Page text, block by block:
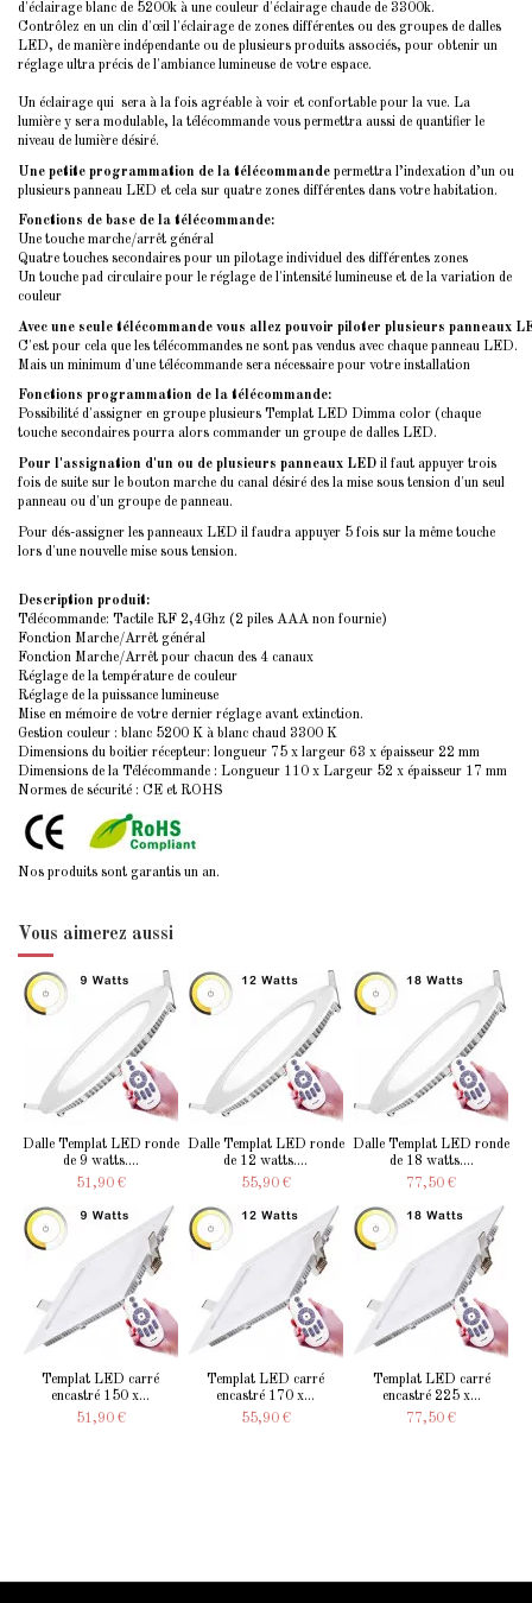
d'éclairage blanc de 5200k à une couleur d'éclairage chaude de 3300k.
Contrôlez en un clin d'œil l'éclairage de zones différentes ou des groupes de dalles
LED, de manière indépendante ou de plusieurs produits associés, pour obtenir un
réglage ultra précis de l'ambiance lumineuse de votre espace.
Un éclairage qui sera à la fois agréable à voir et confortable pour la vue. La
lumière y sera modulable, la télécommande vous permettra aussi de quantifier le
niveau de lumière désiré.
Une petite programmation de la télécommande permettra l’indexation d’un ou
plusieurs panneau LED et cela sur quatre zones différentes dans votre habitation.
Fonctions de base de la télécommande:
Une touche marche/arrêt général
Quatre touches secondaires pour un pilotage individuel des différentes zones
Un touche pad circulaire pour le réglage de l'intensité lumineuse et de la variation de
couleur
Avec une seule télécommande vous allez pouvoir piloter plusieurs panneaux
C'est pour cela que les télécommandes ne sont pas vendus avec chaque panneau LED.
Mais un minimum d'une télécommande sera nécessaire pour votre installation
Fonctions programmation de la télécommande:
Possibilité d'assigner en groupe plusieurs Templat LED Dimma color (chaque
touche secondaires pourra alors commander un groupe de dalles LED.
Pour l'assignation d'un ou de plusieurs panneaux LED il faut appuyer trois
fois de suite sur le bouton marche du canal désiré des la mise sous tension d'un seul
panneau ou d'un groupe de panneau.
Pour dés-assigner les panneaux LED il faudra appuyer 5 fois sur la même touche
lors d'une nouvelle mise sous tension.
Description produit:
Télécommande: Tactile RF 2,4Ghz (2 piles AAA non fournie)
Fonction Marche/Arrêt général
Fonction Marche/Arrêt pour chacun des 4 canaux
Réglage de la température de couleur
Réglage de la puissance lumineuse
Mise en mémoire de votre dernier réglage avant extinction.
Gestion couleur : blanc 5200 K à blanc chaud 3300 K
Dimensions du boitier récepteur: longueur 75 x largeur 63 x épaisseur 22 mm
Dimensions de la Télécommande : Longueur 110 x Largeur 52 x épaisseur 17 mm
Normes de sécurité : CE et ROHS
Nos produits sont garantis un an.
Vous aimerez aussi
Dalle Templat LED ronde
de 9 watts....
51,90 €
Dalle Templat LED ronde
de 12 watts....
55,90 €
Dalle Templat LED ronde
de 18 watts....
77,50 €
Templat LED carré
encastré 150 x...
51,90 €
Templat LED carré
encastré 170 x...
55,90 €
Templat LED carré
encastré 225 x...
77,50 €